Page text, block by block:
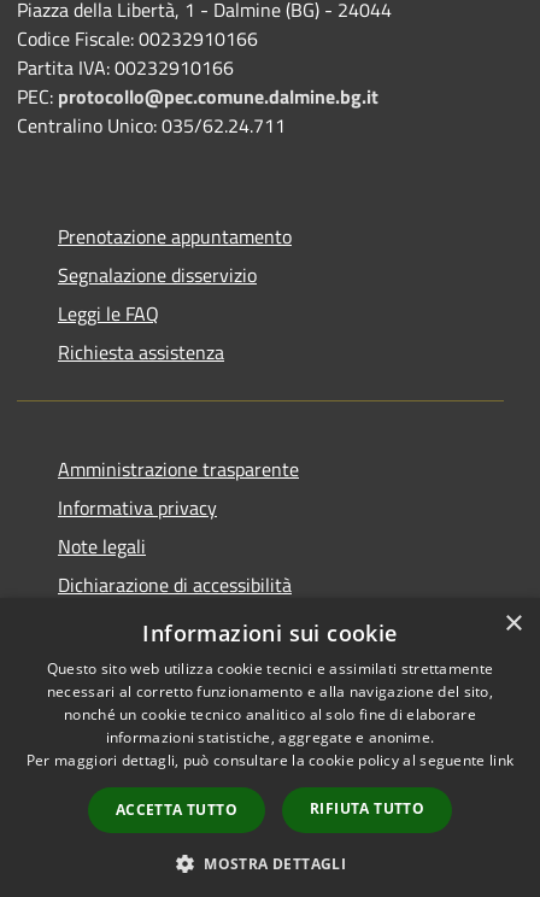
Piazza della Libertà, 1 - Dalmine (BG) - 24044
Codice Fiscale: 00232910166
Partita IVA: 00232910166
PEC: protocollo@pec.comune.dalmine.bg.it
Centralino Unico: 035/62.24.711
Prenotazione appuntamento
Segnalazione disservizio
Leggi le FAQ
Richiesta assistenza
Amministrazione trasparente
Informativa privacy
Note legali
Dichiarazione di accessibilità
Piano di miglioramento del sito
Accessibilità
Copyright © 2026 • Comune di
Dalmine • Powered by
Municipium•
Accesso
redazione
×
Informazioni sui cookie
Questo sito web utilizza cookie tecnici e assimilati strettamente
necessari al corretto funzionamento e alla navigazione del sito,
nonché un cookie tecnico analitico al solo fine di elaborare
informazioni statistiche, aggregate e anonime.
Per maggiori dettagli, può consultare la cookie policy al seguente link
ACCETTA TUTTO RIFIUTA TUTTO
MOSTRA DETTAGLI